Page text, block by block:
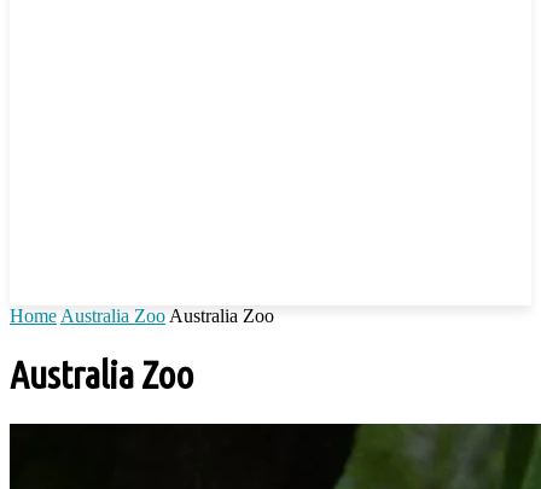
Home Australia Zoo Australia Zoo
Australia Zoo